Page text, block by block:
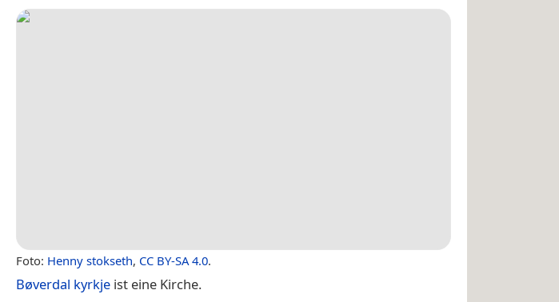
Foto: Henny stokseth, CC BY-SA 4.0.
Bøverdal kyrkje ist eine Kirche.